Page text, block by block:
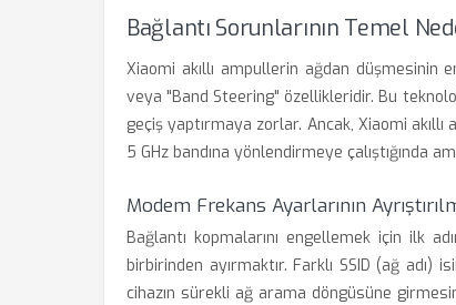
Bağlantı Sorunlarının Temel
Xiaomi akıllı ampullerin ağdan düşmesinin
veya "Band Steering" özellikleridir. Bu
geçiş yaptırmaya zorlar. Ancak, Xiaomi akıllı
5 GHz bandına yönlendirmeye çalıştığında
Modem Frekans Ayarlarının
Bağlantı kopmalarını engellemek için ilk
birbirinden ayırmaktır. Farklı SSID (ağ
cihazın sürekli ağ arama döngüsüne